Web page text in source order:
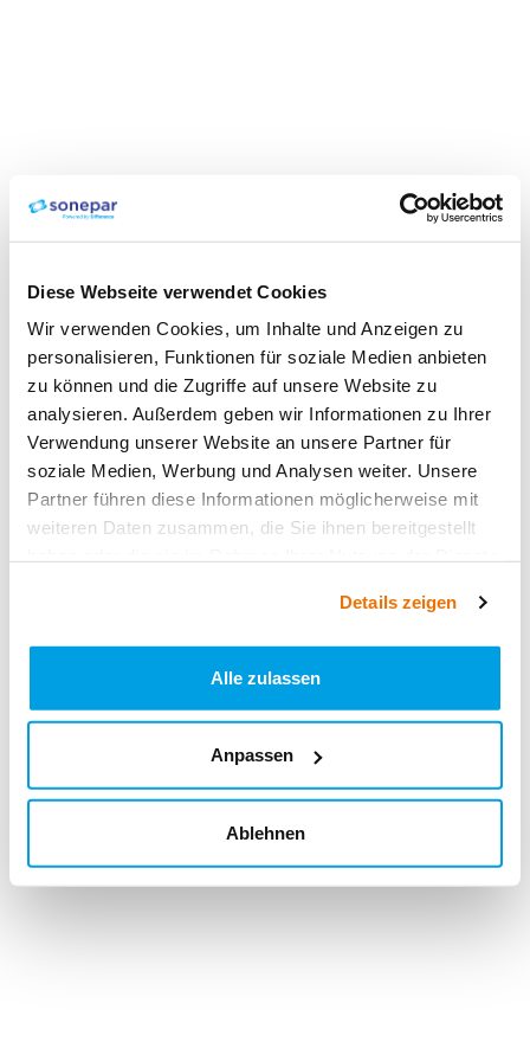
Diese Webseite verwendet Cookies
Wir verwenden Cookies, um Inhalte und Anzeigen zu
personalisieren, Funktionen für soziale Medien anbieten
zu können und die Zugriffe auf unsere Website zu
analysieren. Außerdem geben wir Informationen zu Ihrer
Verwendung unserer Website an unsere Partner für
soziale Medien, Werbung und Analysen weiter. Unsere
Partner führen diese Informationen möglicherweise mit
weiteren Daten zusammen, die Sie ihnen bereitgestellt
Details zeigen
Alle zulassen
Anpassen
Ablehnen